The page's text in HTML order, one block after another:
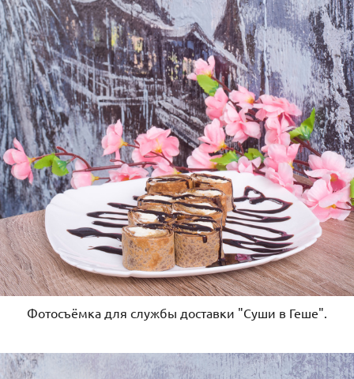
Фотосъёмка для службы доставки "Суши в Геше".